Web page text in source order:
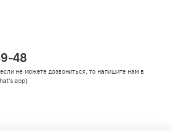
48
не можете дозвониться, то напишите нам в
app)